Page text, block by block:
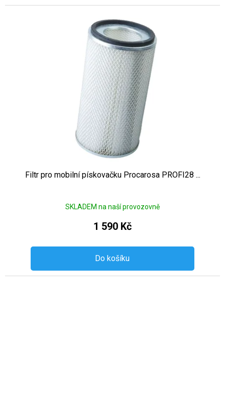
Filtr pro mobilní pískovačku Procarosa PROFI28 ...
SKLADEM na naší provozovně
1 590 Kč
Do košíku